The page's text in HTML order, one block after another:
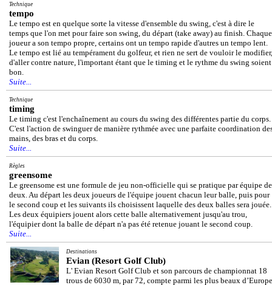
Technique
tempo
Le tempo est en quelque sorte la vitesse d'ensemble du swing, c'est à dire le
temps que l'on met pour faire son swing, du départ (take away) au finish. Chaque
joueur a son tempo propre, certains ont un tempo rapide d'autres un tempo lent.
Le tempo est lié au tempérament du golfeur, et rien ne sert de vouloir le modifier,
d'aller contre nature, l'important étant que le timing et le rythme du swing soient
bon.
Suite...
Technique
timing
Le timing c'est l'enchaînement au cours du swing des différentes partie du corps.
C'est l'action de swinguer de manière rythmée avec une parfaite coordination
mains, des bras et du corps.
Suite...
Règles
greensome
Le greensome est une formule de jeu non-officielle qui se pratique par équipe de
deux. Au départ les deux joueurs de l'équipe jouent chacun leur balle, puis pour
le second coup et les suivants ils choisissent laquelle des deux balles sera jouée.
Les deux équipiers jouent alors cette balle alternativement jusqu'au trou,
l'équipier dont la balle de départ n'a pas été retenue jouant le second coup.
Suite...
Destinations
Evian (Resort Golf Club)
L' Evian Resort Golf Club et son parcours de championnat 18
trous de 6030 m, par 72, compte parmi les plus beaux